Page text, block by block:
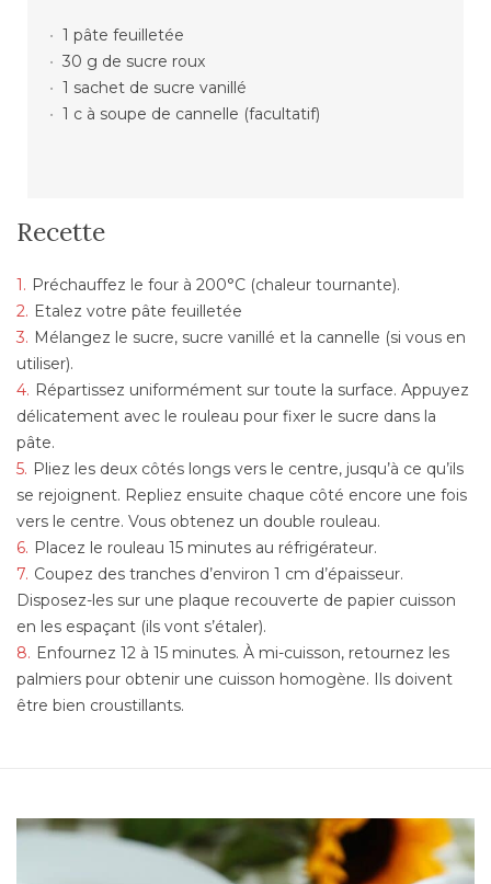
1 pâte feuilletée
30 g de sucre roux
1 sachet de sucre vanillé
1 c à soupe de cannelle (facultatif)
Recette
Préchauffez le four à 200°C (chaleur tournante).
Etalez votre pâte feuilletée
Mélangez le sucre, sucre vanillé et la cannelle (si vous en
utiliser).
Répartissez uniformément sur toute la surface. Appuyez
délicatement avec le rouleau pour fixer le sucre dans la
pâte.
Pliez les deux côtés longs vers le centre, jusqu’à ce qu’ils
se rejoignent. Repliez ensuite chaque côté encore une fois
vers le centre. Vous obtenez un double rouleau.
Placez le rouleau 15 minutes au réfrigérateur.
Coupez des tranches d’environ 1 cm d’épaisseur.
Disposez-les sur une plaque recouverte de papier cuisson
en les espaçant (ils vont s’étaler).
Enfournez 12 à 15 minutes. À mi-cuisson, retournez les
palmiers pour obtenir une cuisson homogène. Ils doivent
être bien croustillants.